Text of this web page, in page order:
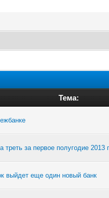
Тема:
треть за первое полугодие 2013
выйдет еще один новый банк